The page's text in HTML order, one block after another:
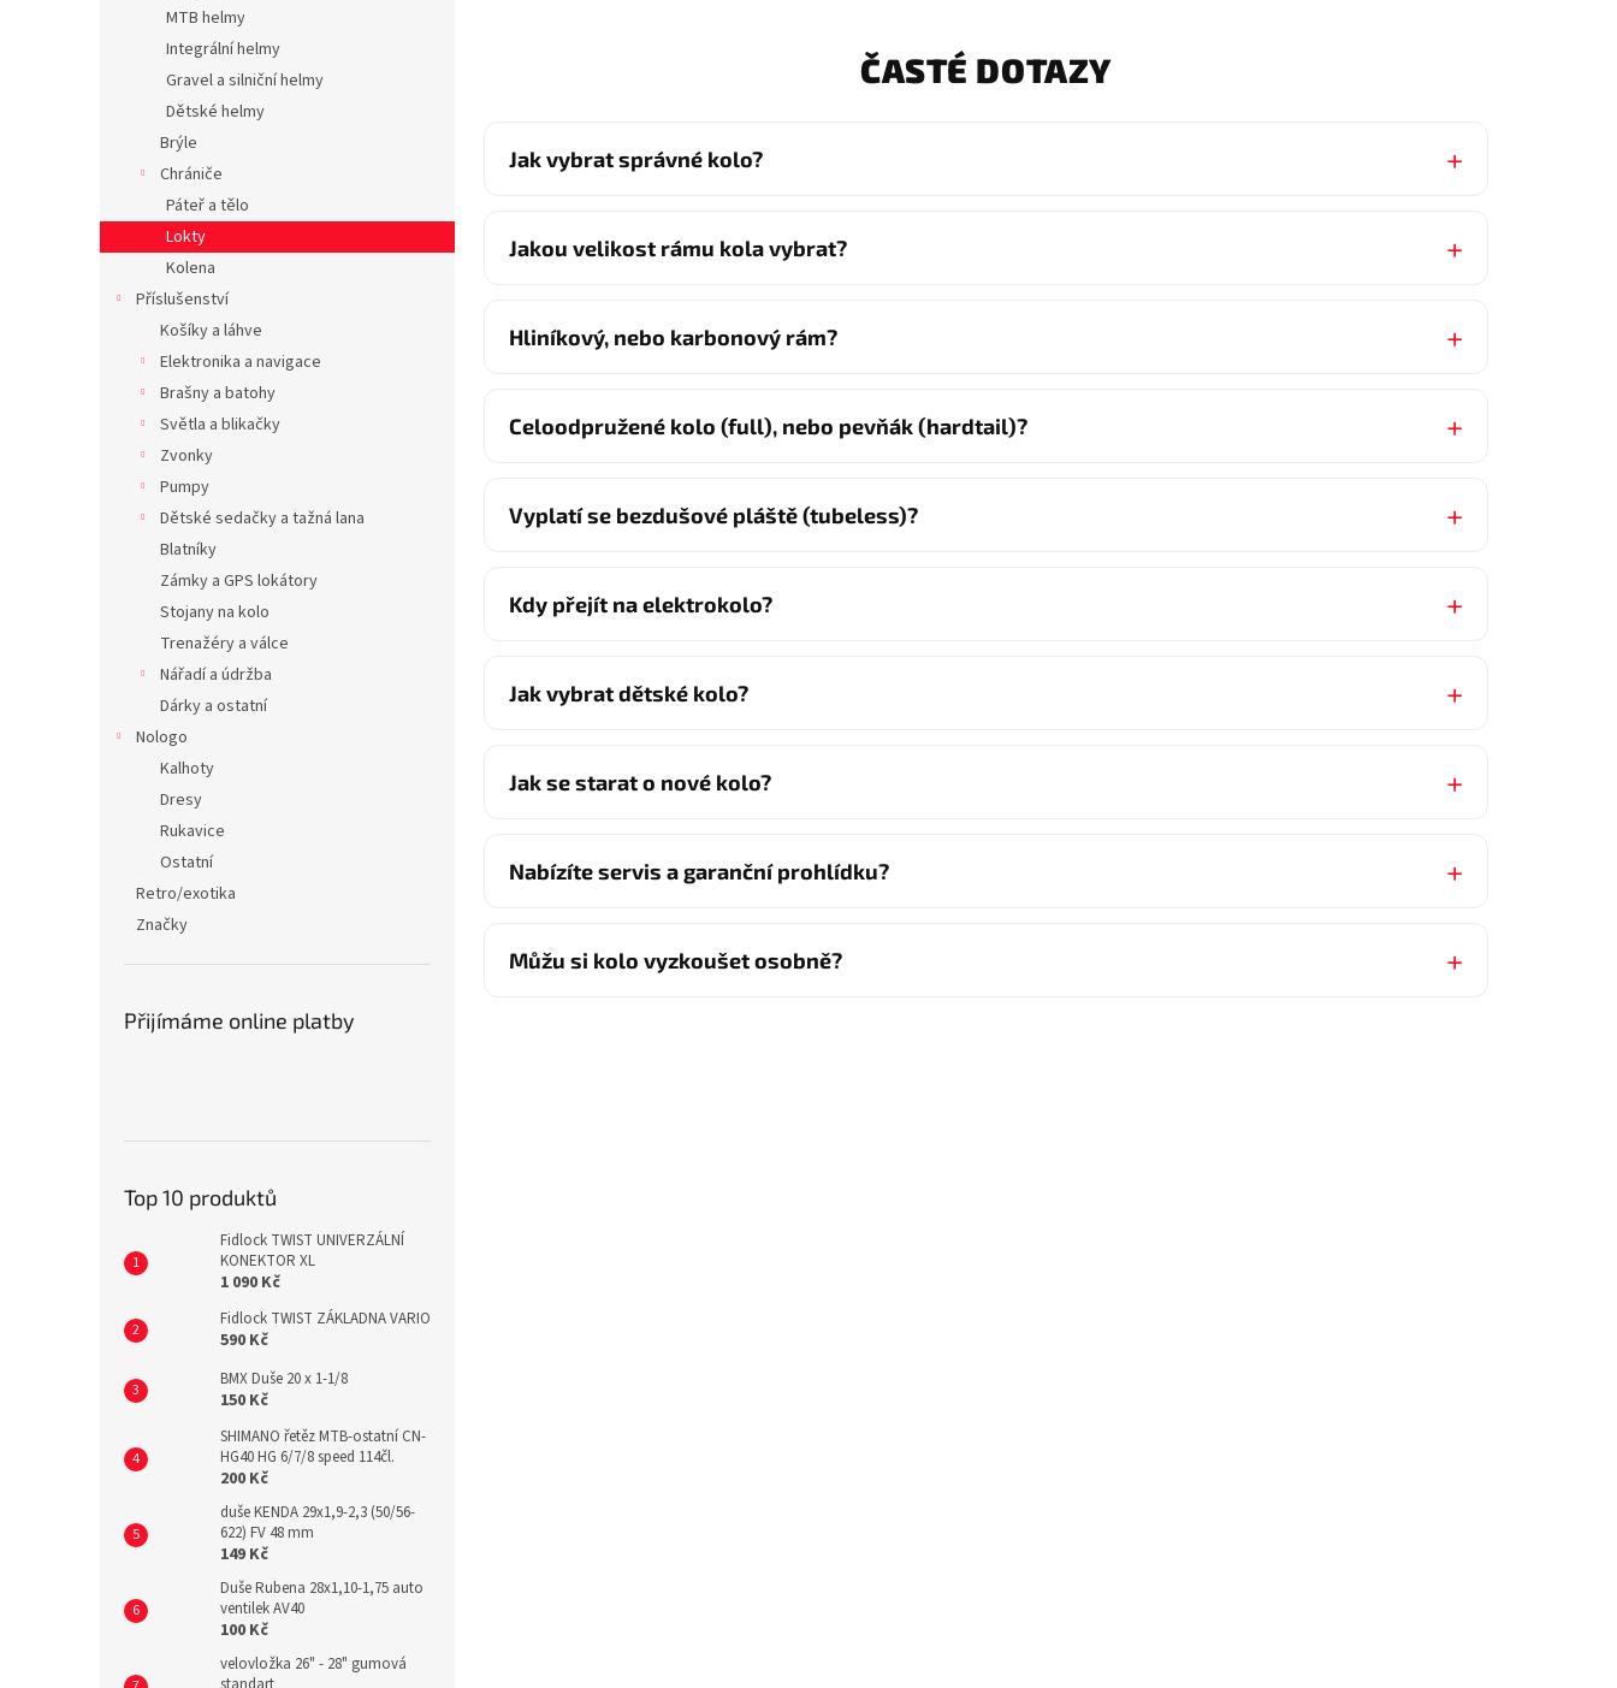
MTB helmy
Integrální helmy
Gravel a silniční helmy
Dětské helmy
Brýle
Chrániče
Páteř a tělo
Lokty
Kolena
Příslušenství
Košíky a láhve
Elektronika a navigace
Brašny a batohy
Světla a blikačky
Zvonky
Pumpy
Dětské sedačky a tažná lana
Blatníky
Zámky a GPS lokátory
Stojany na kolo
Trenažéry a válce
Nářadí a údržba
Dárky a ostatní
Nologo
Kalhoty
Dresy
Rukavice
Ostatní
Retro/exotika
Značky
Přijímáme online platby
Top 10 produktů
Fidlock TWIST UNIVERZÁLNÍ
KONEKTOR XL
1 090 Kč
Fidlock TWIST ZÁKLADNA VARIO
590 Kč
BMX Duše 20 x 1-1/8
150 Kč
SHIMANO řetěz MTB-ostatní CN-
HG40 HG 6/7/8 speed 114čl.
200 Kč
duše KENDA 29x1,9-2,3 (50/56-
622) FV 48 mm
149 Kč
Duše Rubena 28x1,10-1,75 auto
ventilek AV40
100 Kč
velovložka 26" - 28" gumová
ČASTÉ DOTAZY
Jak vybrat správné kolo?
Jakou velikost rámu kola vybrat?
Hliníkový, nebo karbonový rám?
Celoodpružené kolo (full), nebo pevňák (hardtail)?
Vyplatí se bezdušové pláště (tubeless)?
Kdy přejít na elektrokolo?
Jak vybrat dětské kolo?
Jak se starat o nové kolo?
Nabízíte servis a garanční prohlídku?
Můžu si kolo vyzkoušet osobně?